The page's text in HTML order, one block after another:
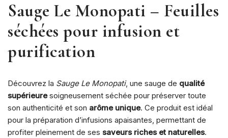
Sauge Le Monopati – Feuilles
séchées pour infusion et
purification
Découvrez la Sauge Le Monopati, une sauge de qualité
supérieuresoigneusement séchée pour préserver toute
son authenticité et son arôme unique. Ce produit est idéal
pour la préparation d’infusions apaisantes, permettant de
profiter pleinement de ses saveurs riches et naturelles.